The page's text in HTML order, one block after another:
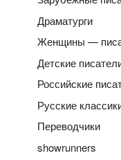
Драматурги
Женщины —
Детские
Российские
Русские
Переводчики
showrunners